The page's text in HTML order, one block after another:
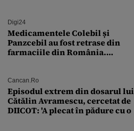
Digi24
Medicamentele Colebil și
Panzcebil au fost retrase din
farmaciile din România.
Cancan.ro
Episodul extrem din dosarul lui
Cătălin Avramescu, cercetat de
DIICOT: 'A plecat în pădure cu o